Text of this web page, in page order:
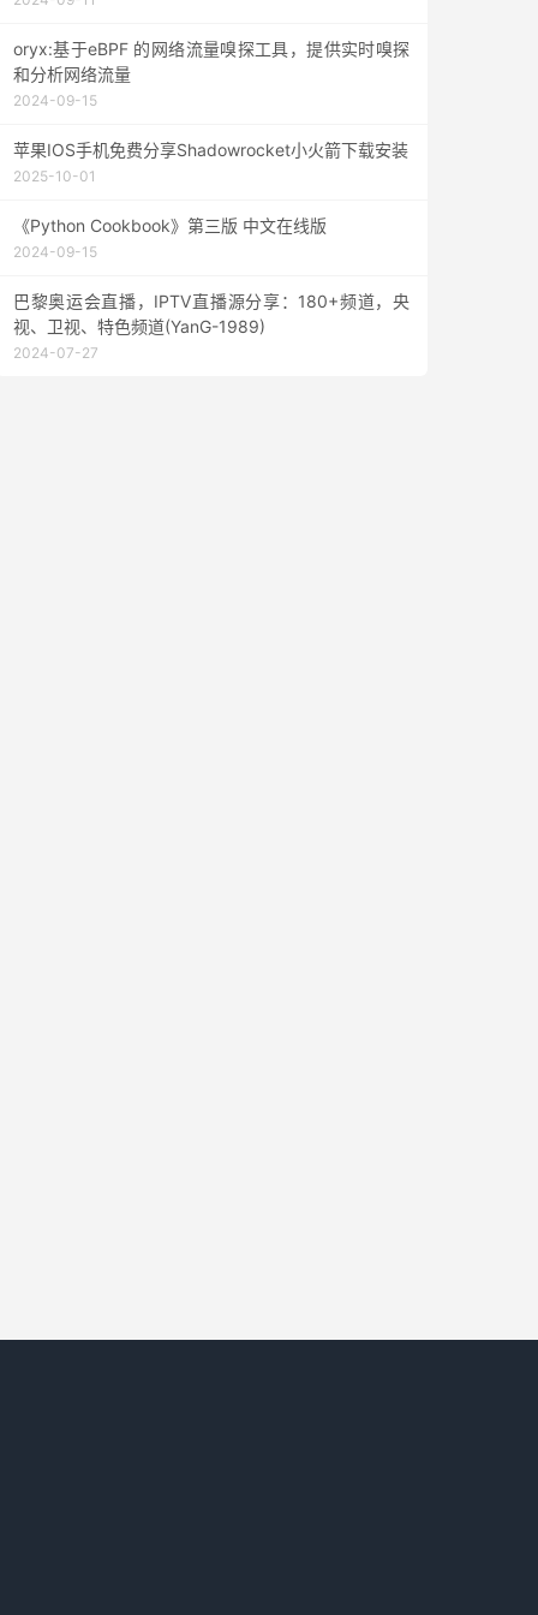
oryx:基于eBPF 的网络流量嗅探工具，提供实时嗅探
和分析网络流量
2024-09-15
苹果IOS手机免费分享Shadowrocket小火箭下载安装
2025-10-01
《Python Cookbook》第三版 中文在线版
2024-09-15
巴黎奥运会直播，IPTV直播源分享：180+频道，央
视、卫视、特色频道(YanG-1989)
2024-07-27